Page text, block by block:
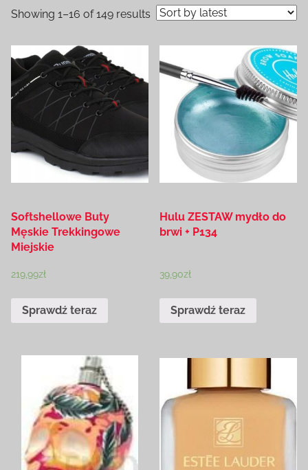
Showing 1–16 of 149 results
Softshellowe Buty
Męskie Trekkingowe
Miejskie
219,99zł
Sprawdź teraz
Hulu ZESTAW mydło do
brwi + P134
39,90zł
Sprawdź teraz